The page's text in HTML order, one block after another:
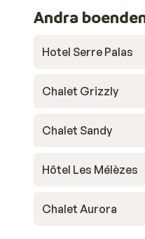
Andra
Hotel Serre Palas
Chalet Grizzly
Chalet Sandy
Hôtel Les Mélèzes
Chalet Aurora